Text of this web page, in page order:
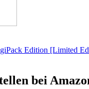
Edition [Limited
bei